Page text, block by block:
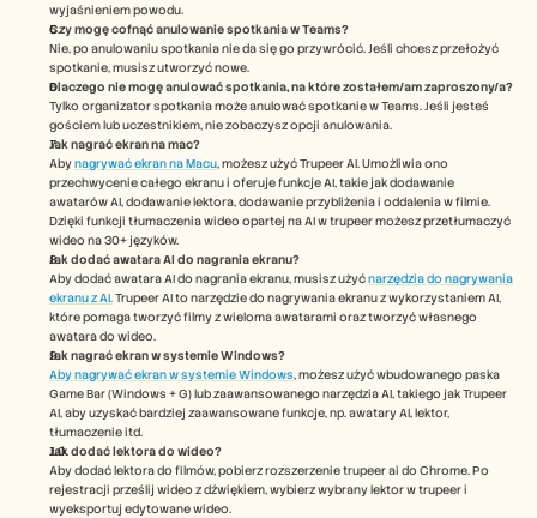
wyjaśnieniem powodu.
Czy mogę cofnąć anulowanie spotkania w Teams?
Nie, po anulowaniu spotkania nie da się go przywrócić. Jeśli chcesz przełożyć
spotkanie, musisz utworzyć nowe.
Dlaczego nie mogę anulować spotkania, na które zostałem/am zaproszony/a?
Tylko organizator spotkania może anulować spotkanie w Teams. Jeśli jesteś
gościem lub uczestnikiem, nie zobaczysz opcji anulowania.
Jak nagrać ekran na mac?
Aby nagrywać ekran na Macu, możesz użyć Trupeer AI. Umożliwia ono
przechwycenie całego ekranu i oferuje funkcje AI, takie jak dodawanie
awatarów AI, dodawanie lektora, dodawanie przybliżenia i oddalenia w filmie.
Dzięki funkcji tłumaczenia wideo opartej na AI w trupeer możesz przetłumaczyć
wideo na 30+ języków.
Jak dodać awatara AI do nagrania ekranu?
Aby dodać awatara AI do nagrania ekranu, musisz użyć narzędzia do nagrywania
ekranu z AI. Trupeer AI to narzędzie do nagrywania ekranu z wykorzystaniem AI,
które pomaga tworzyć filmy z wieloma awatarami oraz tworzyć własnego
awatara do wideo.
Jak nagrać ekran w systemie Windows?
Aby nagrywać ekran w systemie Windows, możesz użyć wbudowanego paska
Game Bar (Windows + G) lub zaawansowanego narzędzia AI, takiego jak Trupeer
AI, aby uzyskać bardziej zaawansowane funkcje, np. awatary AI, lektor,
tłumaczenie itd.
Jak dodać lektora do wideo?
Aby dodać lektora do filmów, pobierz rozszerzenie trupeer ai do Chrome. Po
rejestracji prześlij wideo z dźwiękiem, wybierz wybrany lektor w trupeer i
wyeksportuj edytowane wideo.